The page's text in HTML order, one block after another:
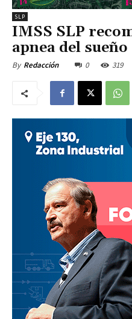
SLP
IMSS SLP
apnea del sueño
By Redacción 0 319